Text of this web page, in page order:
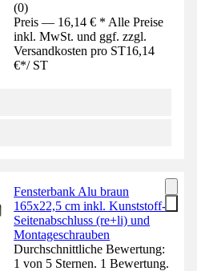
(0)
Preis — 16,14 € * Alle Preise
inkl. MwSt. und ggf. zzgl.
Versandkosten pro ST16,14
€*/ ST
Fensterbank Alu braun
165x22,5 cm inkl. Kunststoff-
Seitenabschluss (re+li) und
Montageschrauben
Durchschnittliche Bewertung:
1 von 5 Sternen. 1 Bewertung.